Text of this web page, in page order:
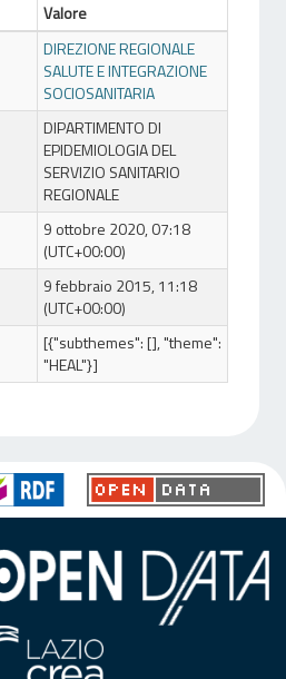
Valore
DIREZIONE REGIONALE
SALUTE E INTEGRAZIONE
SOCIOSANITARIA
DIPARTIMENTO DI
EPIDEMIOLOGIA DEL
SERVIZIO SANITARIO
REGIONALE
9 ottobre 2020, 07:18
(UTC+00:00)
9 febbraio 2015, 11:18
(UTC+00:00)
[{"subthemes": [], "theme":
"HEAL"}]